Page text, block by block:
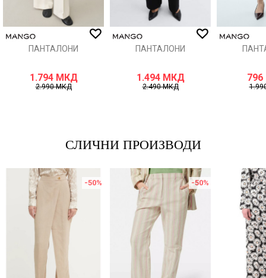
ИСПРАТИ
ПАНТАЛОНИ
1.794 МКД
2.990МКД
ПАНТАЛОНИ
1.494 МКД
2.490МКД
796
СЛИЧНИ ПРОИЗВОДИ
-50% -50%